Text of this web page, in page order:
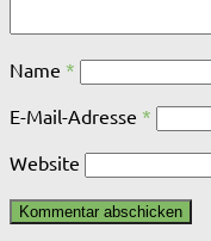
Name *
E-Mail-Adresse *
Website